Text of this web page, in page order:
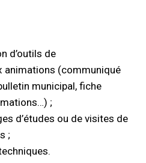
d’outils de
animations (communiqué
municipal, fiche
;
d’études ou de visites de
;